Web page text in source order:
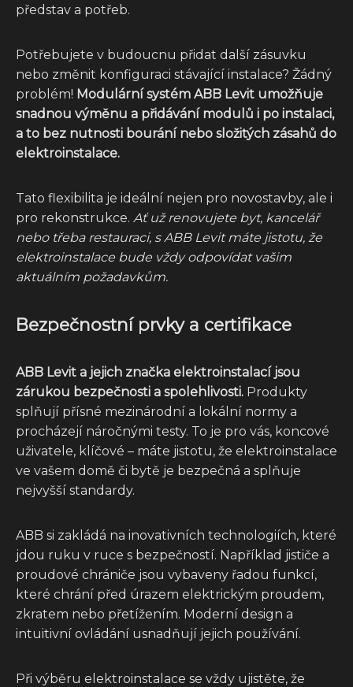
představ a potřeb.
Potřebujete v budoucnu přidat další zásuvku
nebo změnit konfiguraci stávající instalace? Žádný
problém! Modulární systém ABB Levit umožňuje
snadnou výměnu a přidávání modulů i po instalaci,
a to bez nutnosti bourání nebo složitých zásahů do
elektroinstalace.
Tato flexibilita je ideální nejen pro novostavby, ale i
pro rekonstrukce. Ať už renovujete byt, kancelář
nebo třeba restauraci, s ABB Levit máte jistotu, že
elektroinstalace bude vždy odpovídat vašim
aktuálním požadavkům.
Bezpečnostní prvky a certifikace
ABB Levit a jejich značka elektroinstalací jsou
zárukou bezpečnosti a spolehlivosti. Produkty
splňují přísné mezinárodní a lokální normy a
procházejí náročnými testy. To je pro vás, koncové
uživatele, klíčové – máte jistotu, že elektroinstalace
ve vašem domě či bytě je bezpečná a splňuje
nejvyšší standardy.
ABB si zakládá na inovativních technologiích, které
jdou ruku v ruce s bezpečností. Například jističe a
proudové chrániče jsou vybaveny řadou funkcí,
které chrání před úrazem elektrickým proudem,
zkratem nebo přetížením. Moderní design a
intuitivní ovládání usnadňují jejich používání.
Při výběru elektroinstalace se vždy ujistěte, že